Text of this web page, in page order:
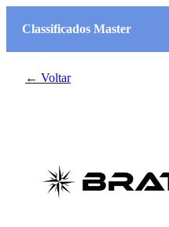
Classificados Master
← Voltar